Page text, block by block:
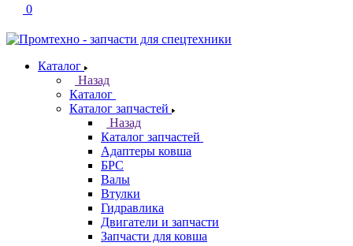
0
Каталог
Назад
Каталог
Каталог запчастей
Назад
Каталог запчастей
Адаптеры ковша
БРС
Валы
Втулки
Гидравлика
Двигатели и запчасти
Запчасти для ковша